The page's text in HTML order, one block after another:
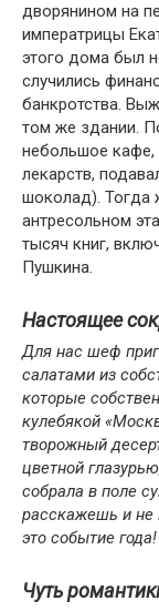
дворянином на
императрицы
этого дома был
случились
банкротства.
том же здании.
небольшое
лекарств,
шоколад). Тогда
антресольном
тысяч книг,
Пушкина.
Настоящее
Для нас шеф
салатами из
которые
кулебякой
творожный
цветной
собрала в поле
расскажешь и
это событие года!
Чуть